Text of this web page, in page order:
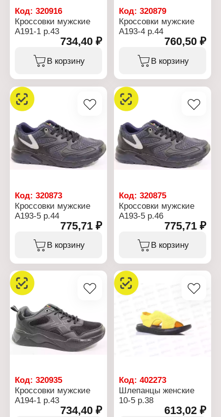
Код: 320916
Кроссовки мужские
А191-1 р.43
734,40 ₽
В корзину
Код:320879
Кроссовки мужские
А193-4 р.44
760,50 ₽
В корзину
Код: 320873
Кроссовки мужские
А193-5 р.44
775,71 ₽
В корзину
Код:320875
Кроссовки мужские
А193-5 р.46
775,71 ₽
В корзину
Код: 320935
Кроссовки мужские
А194-1 р.43
734,40 ₽
Код:402273
Шлепанцы женские
10-5 р.38
613,02 ₽